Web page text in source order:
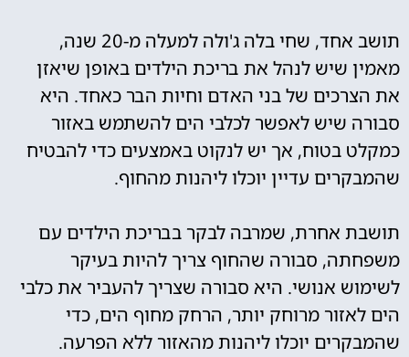
תושב אחד, שחי בלה ג'ולה למעלה מ-20 שנה,
מאמין שיש לנהל את בריכת הילדים באופן שיאזן
את הצרכים של בני האדם וחיות הבר כאחד. היא
סבורה שיש לאפשר לכלבי הים להשתמש באזור
כמקלט בטוח, אך יש לנקוט באמצעים כדי להבטיח
שהמבקרים עדיין יוכלו ליהנות מהחוף.
תושבת אחרת, שמרבה לבקר בבריכת הילדים עם
משפחתה, סבורה שהחוף צריך להיות בעיקר
לשימוש אנושי. היא סבורה שצריך להעביר את כלבי
הים לאזור מרוחק יותר, הרחק מחוף הים, כדי
שהמבקרים יוכלו ליהנות מהאזור ללא הפרעה.